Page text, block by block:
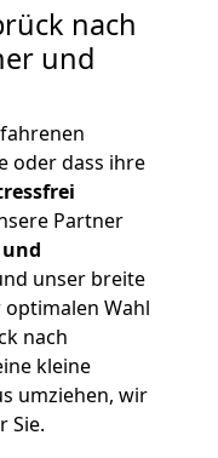
nach
und
oder dass ihre
Partner
unser breite
Wahl
nach
kleine
umziehen, wir
Sie.